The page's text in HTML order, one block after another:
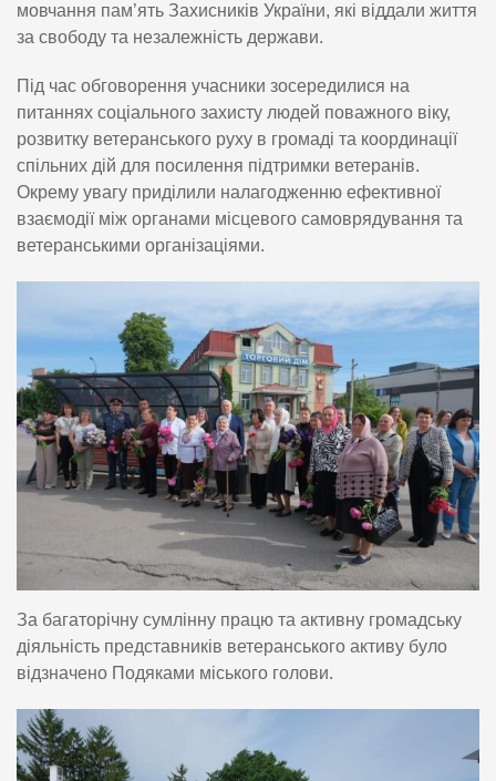
мовчання пам’ять Захисників України, які віддали життя
за свободу та незалежність держави.
Під час обговорення учасники зосередилися на
питаннях соціального захисту людей поважного віку,
розвитку ветеранського руху в громаді та координації
спільних дій для посилення підтримки ветеранів.
Окрему увагу приділили налагодженню ефективної
взаємодії між органами місцевого самоврядування та
ветеранськими організаціями.
За багаторічну сумлінну працю та активну громадську
діяльність представників ветеранського активу було
відзначено Подяками міського голови.